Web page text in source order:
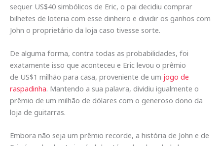
sequer US$40 simbólicos de Eric, o pai decidiu comprar
bilhetes de loteria com esse dinheiro e dividir os ganhos com
John o proprietário da loja caso tivesse sorte.
De alguma forma, contra todas as probabilidades, foi
exatamente isso que aconteceu e Eric levou o prêmio
de US$1 milhão para casa, proveniente de um jogo de
raspadinha. Mantendo a sua palavra, dividiu igualmente o
prêmio de um milhão de dólares com o generoso dono da
loja de guitarras.
Embora não seja um prêmio recorde, a história de John e de